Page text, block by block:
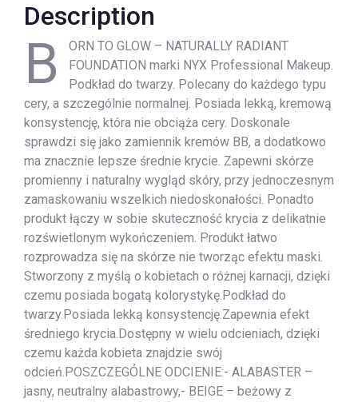
Description
B
ORN TO GLOW – NATURALLY RADIANT
FOUNDATION marki NYX Professional Makeup.
Podkład do twarzy. Polecany do każdego typu
cery, a szczególnie normalnej. Posiada lekką, kremową
konsystencję, która nie obciąża cery. Doskonale
sprawdzi się jako zamiennik kremów BB, a dodatkowo
ma znacznie lepsze średnie krycie. Zapewni skórze
promienny i naturalny wygląd skóry, przy jednoczesnym
zamaskowaniu wszelkich niedoskonałości. Ponadto
produkt łączy w sobie skuteczność krycia z delikatnie
rozświetlonym wykończeniem. Produkt łatwo
rozprowadza się na skórze nie tworząc efektu maski.
Stworzony z myślą o kobietach o różnej karnacji, dzięki
czemu posiada bogatą kolorystykę.Podkład do
twarzy.Posiada lekką konsystencję.Zapewnia efekt
średniego krycia.Dostępny w wielu odcieniach, dzięki
czemu każda kobieta znajdzie swój
odcień.POSZCZEGÓLNE ODCIENIE:- ALABASTER –
jasny, neutralny alabastrowy,- BEIGE – beżowy z